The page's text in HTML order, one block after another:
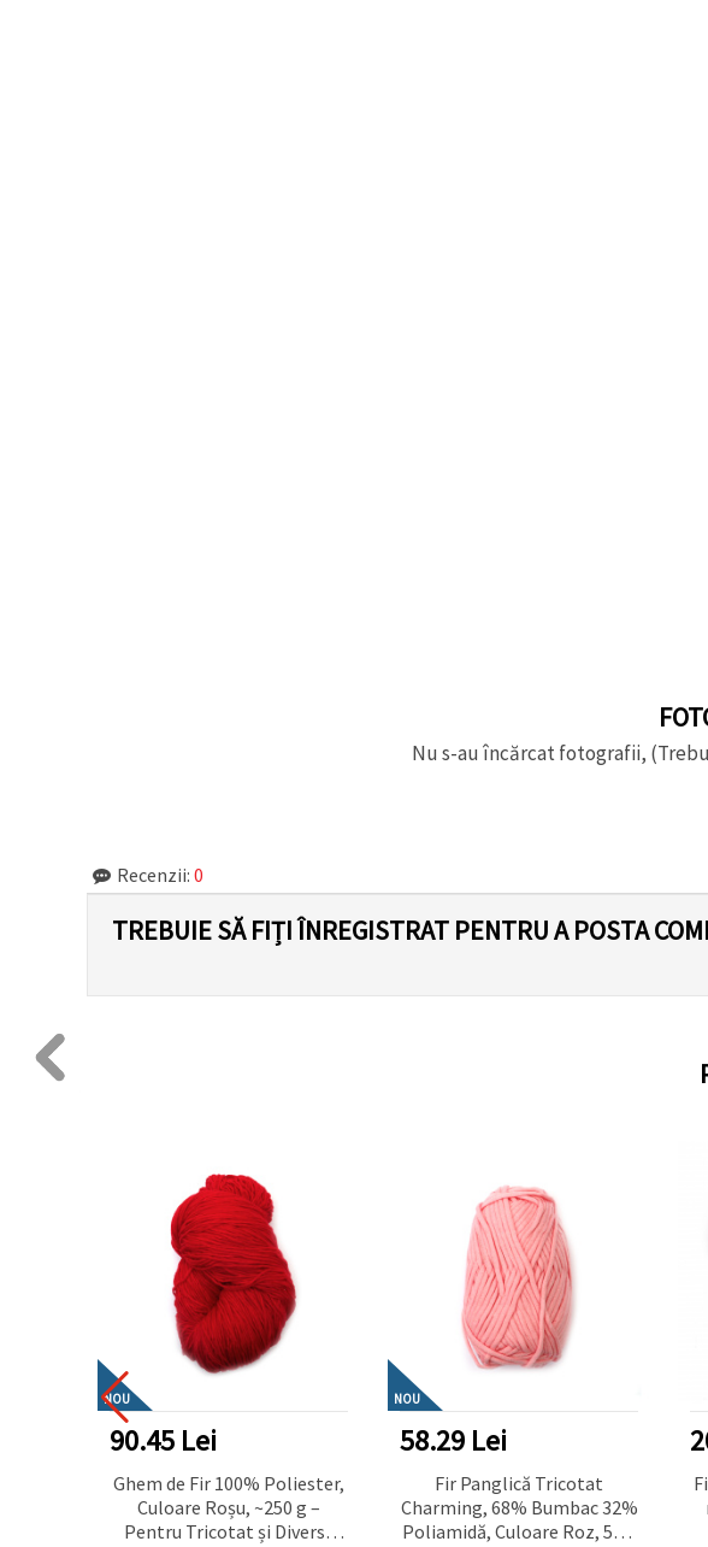
Nu s-au încărcat fotografii,
Recenzii: 0
TREBUIE SĂ FIȚI ÎNREGISTRAT PENTRU A POSTA
NOU
90.45 Lei
Ghem de Fir 100% Poliester,
Culoare Roșu, ~250 g –
Pentru Tricotat și Diverse
NOU
58.29 Lei
Fir Panglică Tricotat
Charming, 68% Bumbac 32%
Poliamidă, Culoare Roz, 50 g